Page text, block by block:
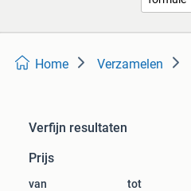
Home Verzamelen
Verfijn resultaten
Prijs
van tot